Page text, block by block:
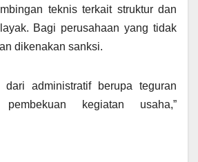
teknis terkait struktur dan
Bagi perusahaan yang tidak
dikenakan sanksi.
dari administratif berupa teguran
kegiatan usaha,”